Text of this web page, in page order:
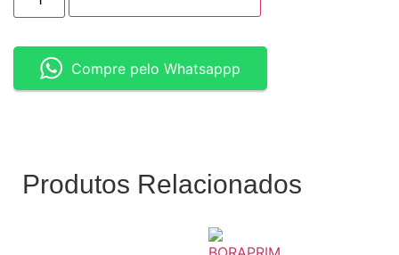
Compre pelo Whatsappp
Produtos Relacionados